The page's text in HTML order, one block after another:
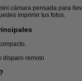
cámara pensada para
imprimir tus fotos.
disparo remoto